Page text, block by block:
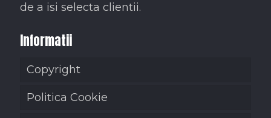
de a isi selecta clientii.
Informatii
Copyright
Politica Cookie